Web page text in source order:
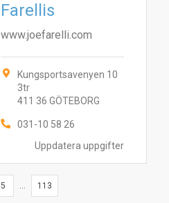
Uppdatera uppgifter
Farellis
www.joefarelli.com
Kungsportsavenyen 10
3tr
411 36 GÖTEBORG
031-10 58 26
5 ... 113